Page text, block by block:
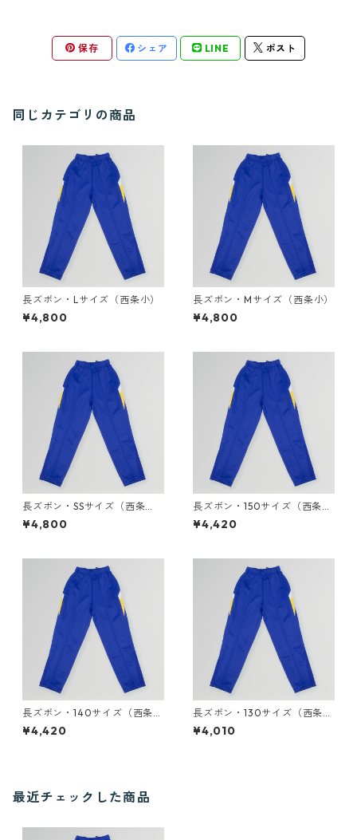
保存 シェア LINE ポスト
同じカテゴリの商品
長ズボン・Lサイズ（西条小）
¥4,800
長ズボン・Mサイズ（西条小）
¥4,800
長ズボン・SSサイズ（西条
小）
¥4,800
長ズボン・150サイズ（西条
小）
¥4,420
長ズボン・140サイズ（西条
小）
¥4,420
長ズボン・130サイズ（西条
小）
¥4,010
最近チェックした商品